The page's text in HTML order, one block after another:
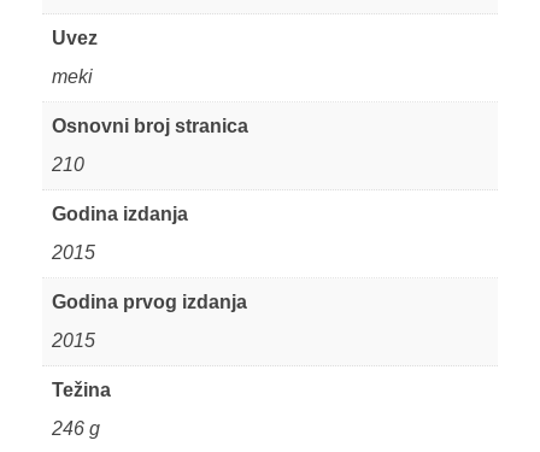
Uvez
meki
Osnovni broj stranica
210
Godina izdanja
2015
Godina prvog izdanja
2015
Težina
246 g